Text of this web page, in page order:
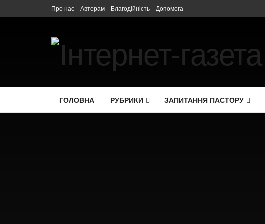
Про нас Авторам Благодійність Допомога
ГОЛОВНА РУБРИКИ ЗАПИТАННЯ ПАСТОРУ